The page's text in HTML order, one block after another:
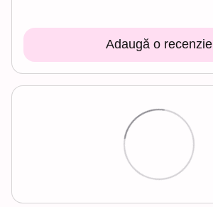
Adaugă o recenzie